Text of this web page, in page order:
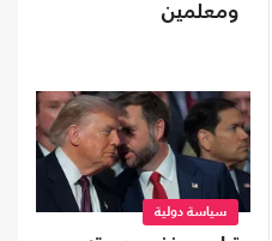
ومعلمين
سياسة دولية